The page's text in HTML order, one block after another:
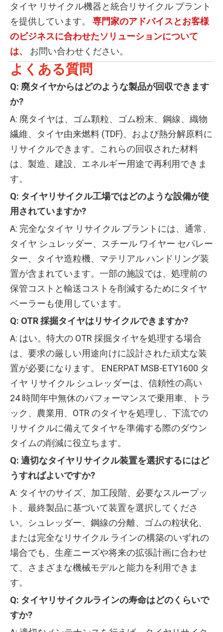
タイヤ リサイクル機器と統合リサイクル プラント
を提供しています。 専門家のアドバイスとお客様
のビジネスに合わせたソリューションについて
は、
お問い合わせください。
よくある質問
Q: 廃タイヤからはどのような製品が回収できます
か?
A: 廃タイヤは、ゴム顆粒、ゴム粉末、鋼線、織物
繊維、タイヤ由来燃料 (TDF)、および熱分解原料に
リサイクルできます。これらの回収された材料
は、製造、建設、エネルギー用途で再利用できま
す。
Q: タイヤリサイクル工場ではどのような設備が使
用されていますか?
A: 完全なタイヤ リサイクル プラントには、通常、
タイヤ シュレッダー、スチール ワイヤー セパレー
ター、タイヤ造粒機、マテリアル ハンドリング装
置が含まれています。一部の施設では、処理前の
保管コストと輸送コストを削減するためにタイヤ
ベーラーも使用しています。
Q: OTR 採掘タイヤはリサイクルできますか?
A: はい。特大の OTR 採掘タイヤを処理する場合
は、要求の厳しい用途向けに設計された頑丈な装
置が必要になります。 ENERPAT MSB-ETY1600 タ
イヤ リサイクル シュレッダーは、信頼性の高い
24 時間年中無休のパフォーマンスで乗用車、トラ
ック、農業用、OTR のタイヤを処理し、下流での
リサイクルに備えてタイヤを準備する際のダウン
タイムの削減に役立ちます。
Q: 適切なタイヤリサイクル装置を選択するにはど
うすればよいですか?
A: タイヤのサイズ、加工段階、必要なスループッ
ト、最終製品に基づいて装置を選択してくださ
い。シュレッダー、鋼線の分離、ゴムの粒状化、
または完全なリサイクル ラインの構築のいずれの
場合でも、生産ニーズや将来の拡張計画に合わせ
て、さまざまな機械モデルと能力を利用できま
す。
Q: タイヤリサイクルラインの寿命はどのくらいで
すか?